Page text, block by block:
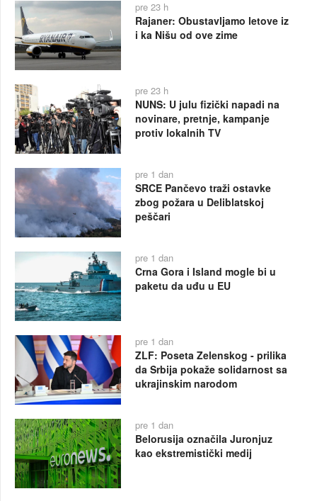
pre 23 h
Rajaner: Obustavljamo letove iz
i ka Nišu od ove zime
pre 23 h
NUNS: U julu fizički napadi na
novinare, pretnje, kampanje
protiv lokalnih TV
pre 1 dan
SRCE Pančevo traži ostavke
zbog požara u Deliblatskoj
peščari
pre 1 dan
Crna Gora i Island mogle bi u
paketu da uđu u EU
pre 1 dan
ZLF: Poseta Zelenskog - prilika
da Srbija pokaže solidarnost sa
ukrajinskim narodom
pre 1 dan
Belorusija označila Juronjuz
kao ekstremistički medij